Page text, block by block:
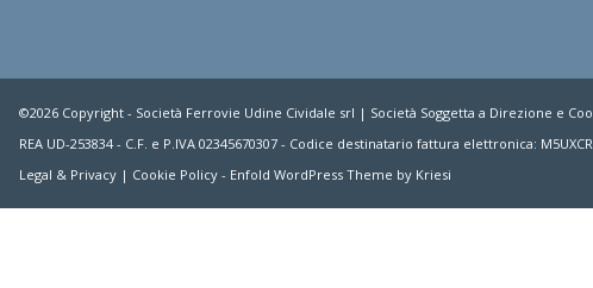
©2026 Copyright - Società Ferrovie Udine Cividale srl | Società Soggetta a Direzione e
REA UD-253834 - C.F. e P.IVA 02345670307 - Codice destinatario fattura elettronica:
Legal & Privacy | Cookie Policy - Enfold WordPress Theme by Kriesi